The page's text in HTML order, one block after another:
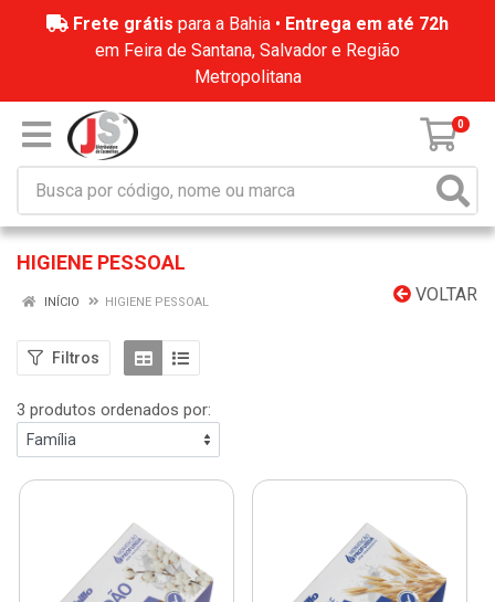
Frete grátis para a Bahia • Entrega em até 72h
em Feira de Santana, Salvador e Região
Metropolitana
0
HIGIENE PESSOAL
VOLTAR
INÍCIO HIGIENE PESSOAL
Filtros
3 produtos ordenados por: